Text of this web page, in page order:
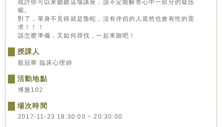
或許你可以來聽聽這場講座，說不定能解答心中一部分的疑惑
喔。
對了，單身不見得就是魯蛇，沒有伴侶的人當然也會有性的需
求！！！
該怎麼準備，又如何尋找，一起來聽吧！
授課人
龍冠華 臨床心理師
活動地點
博雅102
場次時間
2017-11-23 18:30:00 ~ 20:30:00